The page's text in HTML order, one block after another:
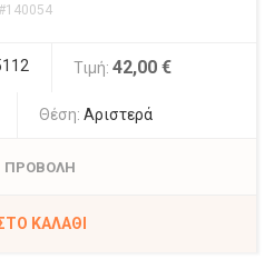
#140054
Τιμή: 42,00 €
Θέση: Αριστερά
ΠΡΟΒΟΛΗ
ΚΑΛΆΘΙ